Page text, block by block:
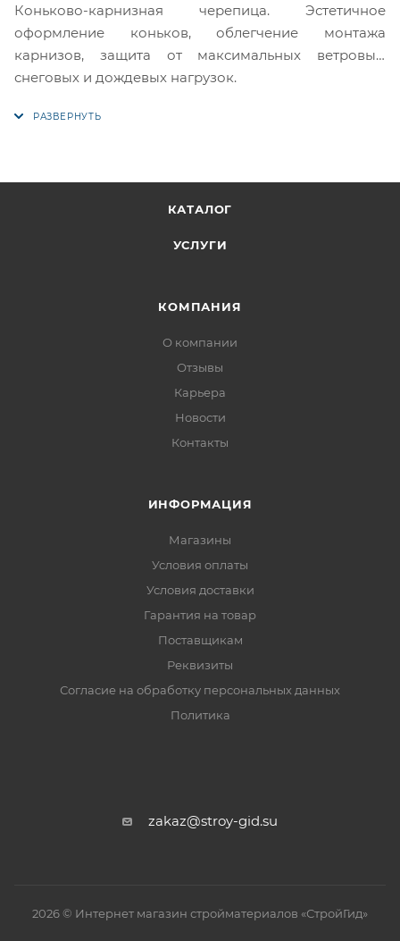
Коньково-карнизная черепица. Эстетичное
оформление коньков, облегчение монтажа
карнизов, защита от максимальных ветровых,
снеговых и дождевых нагрузок.
КАТАЛОГ
УСЛУГИ
КОМПАНИЯ
О компании
Отзывы
Карьера
Новости
Контакты
ИНФОРМАЦИЯ
Магазины
Условия оплаты
Условия доставки
Гарантия на товар
Поставщикам
Реквизиты
Согласие на обработку персональных данных
Политика
zakaz@stroy-gid.su
2026 © Интернет магазин стройматериалов «СтройГид»